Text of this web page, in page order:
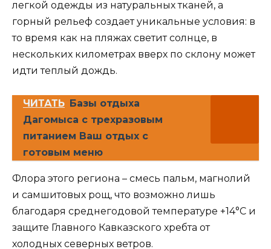
легкой одежды из натуральных тканей, а
горный рельеф создает уникальные условия: в
то время как на пляжах светит солнце, в
нескольких километрах вверх по склону может
идти теплый дождь.
ЧИТАТЬ Базы отдыха
Дагомыса с трехразовым
питанием Ваш отдых с
готовым меню
Флора этого региона – смесь пальм, магнолий
и самшитовых рощ, что возможно лишь
благодаря среднегодовой температуре +14°C и
защите Главного Кавказского хребта от
холодных северных ветров.